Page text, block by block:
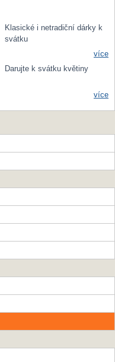
Klasické i netradiční dárky k
svátku
více
Darujte k svátku květiny
více